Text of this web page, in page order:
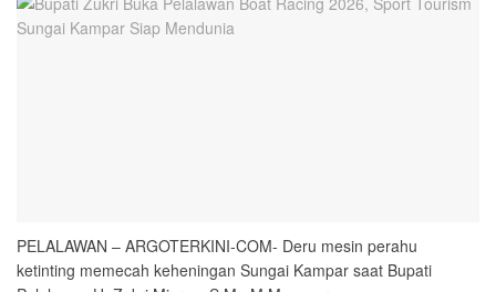
PELALAWAN – ARGOTERKINI-COM- Deru mesin perahu
ketinting memecah keheningan Sungai Kampar saat Bupati